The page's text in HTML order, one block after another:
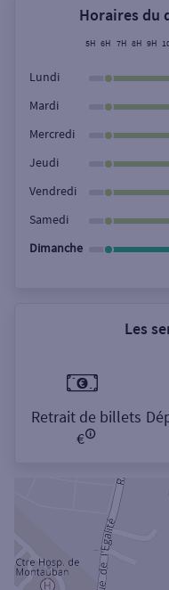
Rue
Horaires du
5H 6H 7H 8H 9H
Lundi
Mardi
Mercredi
Jeudi
Vendredi
Samedi
Dimanche
Les
Retrait de billets
€